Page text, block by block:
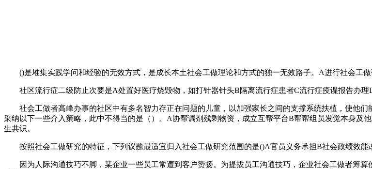
()是堆集实践学问和经验的无效方式，是成长本土社会工做理论和方式的独一无效路子。A进行社会工做
社区流行症二级防止次要是A处置好医疗烧毁物，如打针器针头B隔离流行症患者C流行症疫谍报告办理
社会工做者高峰办事的社区中有多名智力存正在问题的儿童，以加强家长之间的支撑系统扶植，使他们
采纳以下一些介入策略，此中不得当的是（）。A协帮调剂残剩物资，成立互帮平台B帮帮组员发觉本身及
生共识。
按照社会工做研究的特征，下列议题最适宜归入社会工做研究范围的是()A官员义务承担B社会政绩效能
因为人际沟通技巧不脚，某企业一些员工常遭到客户赞扬。为提拔员工沟通技巧，企业社会工做者筹算